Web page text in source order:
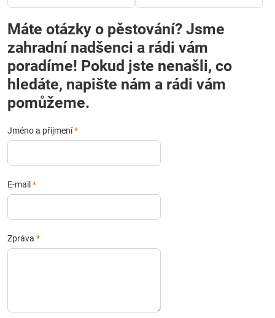
Máte otázky o pěstování? Jsme
zahradní nadšenci a rádi vám
poradíme! Pokud jste nenašli, co
hledáte, napište nám a rádi vám
pomůžeme.
Jméno a příjmení*
E-mail *
Zpráva *